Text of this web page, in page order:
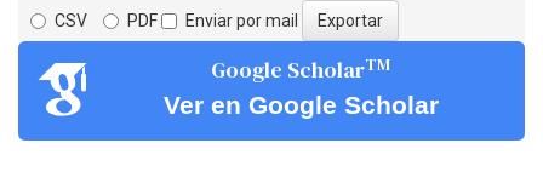
CSV
PDF Enviar por mail
Google ScholarTM
Ver en Google Scholar